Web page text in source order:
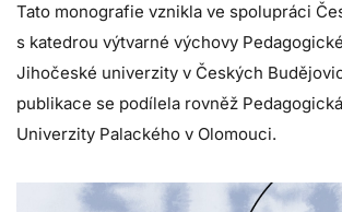
Tato monografie vznikla ve spolupráci
s katedrou výtvarné výchovy
Jihočeské univerzity v Českých
publikace se podílela rovněž
Univerzity Palackého v Olomouci.